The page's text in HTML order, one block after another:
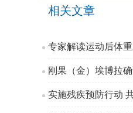
相关文章
专家解读运动后体
刚果（金）埃博拉
实施残疾预防行动